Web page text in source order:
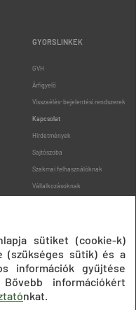
GYORSLINKEK
GVH
Árfigyelő
Visszaélés-bejelentési rendszerek
Kapcsolat
Hirdetmények
Sajtószoba
Szakmai felhasználóknak
Vállalkozásoknak
Oldaltérkép
sütiket (cookie-k)
(szükséges sütik) és a
információk gyűjtése
információkért
nkat.